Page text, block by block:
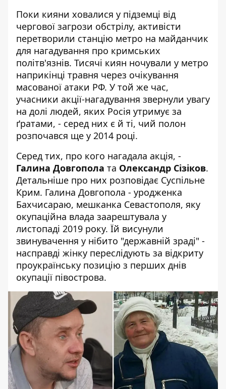
Поки кияни ховалися у підземці від
чергової загрози обстрілу, активісти
перетворили станцію метро на майданчик
для нагадування про кримських
політв'язнів. Тисячі киян ночували у метро
наприкінці травня через очікування
масованої атаки РФ. У той же час,
учасники акції-нагадування звернули увагу
на долі людей, яких Росія утримує за
ґратами, - серед них є й ті, чий полон
розпочався ще у 2014 році.
Серед тих, про кого нагадала акція, -
Галина Довгопола та Олександр Сізіков.
Детальніше про них розповідає Суспільне
Крим. Галина Довгопола - уродженка
Бахчисараю, мешканка Севастополя, яку
окупаційна влада заарештувала у
листопаді 2019 року. Їй висунули
звинувачення у нібито "державній зраді" -
насправді жінку переслідують за відкриту
проукраїнську позицію з перших днів
окупації півострова.